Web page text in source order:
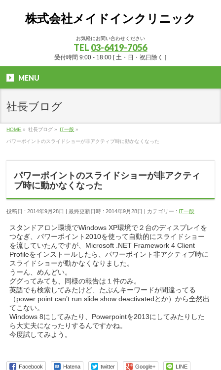
株式会社メイドインクリニック
お気軽にお問い合わせください
TEL 03-6419-7056
受付時間 9:00 - 18:00 [ 土・日・祝日除く ]
MENU
社長ブログ
HOME » 社長ブログ » IT一般 »
パワーポイントのスライドショーが非アクティブ時に動かなくなった
パワーポイントのスライドショーが非アクティ
ブ時に動かなくなった
投稿日 : 2014年9月28日 最終更新日時 : 2014年9月28日 カテゴリー : IT一般
スタンドアロン環境でWindows XP環境で２台のディスプレイを
つなぎ、パワーポイント2010を使って自動的にスライドショー
を流していたんですが、Microsoft .NET Framework 4 Client
Profileをインストールしたら、パワーポイント非アクティブ時に
スライドショーが動かなくなりました。
うーん、めんどい。
ググってみても、同様の報告は１件のみ。
英語でも検索してみたけど、たぶんキーワードが間違ってる
（power point can’t run slide show deactivatedとか）から全然出
てこない。
Windows 8にしてみたり、Powerpointを2013にしてみたりした
ら大丈夫になったりするんですかね。
今度試してみよう。
Facebook Hatena twitter Google+ LINE